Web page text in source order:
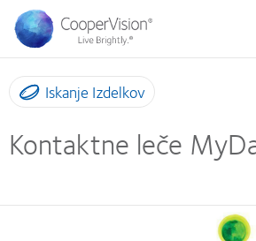
main
content
Iskanje Izdelkov
Kontaktne leče